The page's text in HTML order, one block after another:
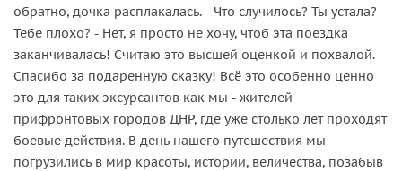
обратно, дочка расплакалась. - Что случилось? Ты устала?
Тебе плохо? - Нет, я просто не хочу, чтоб эта поездка
заканчивалась! Считаю это высшей оценкой и похвалой.
Спасибо за подаренную сказку! Всё это особенно ценно
это для таких эксурсантов как мы - жителей
прифронтовых городов ДНР, где уже столько лет проходят
боевые действия. В день нашего путешествия мы
погрузились в мир красоты, истории, величества, позабыв